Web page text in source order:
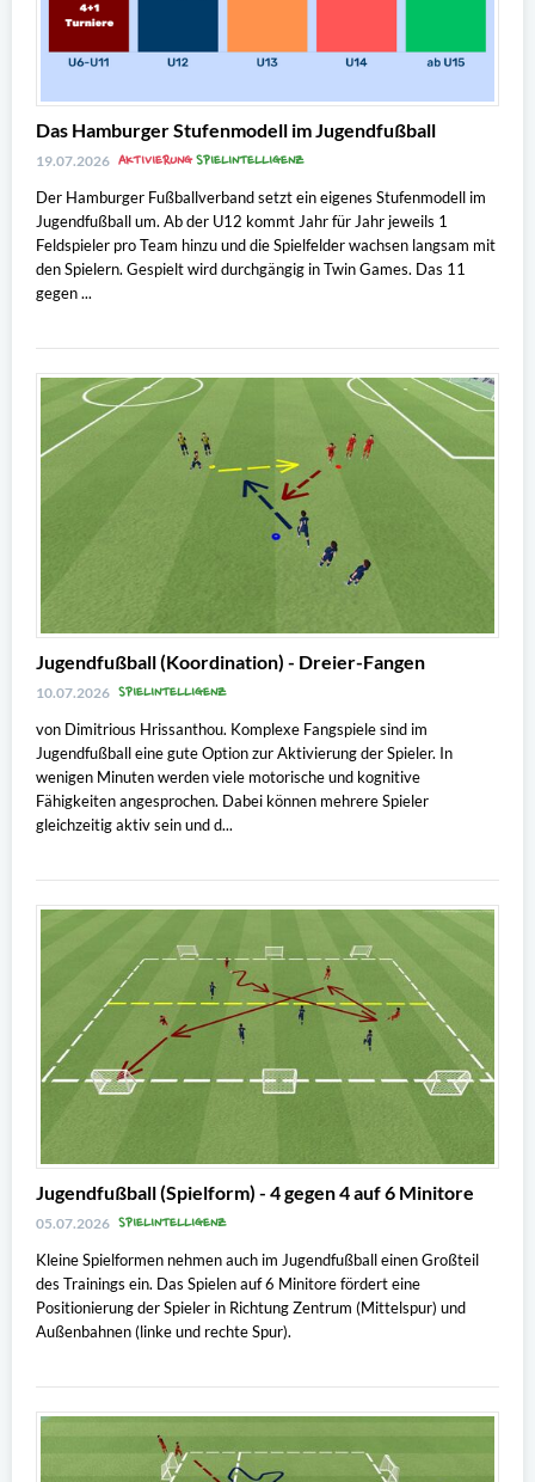
Das Hamburger Stufenmodell im Jugendfußball
19.07.2026 AKTIVIERUNGSPIELINTELLIGENZ
Der Hamburger Fußballverband setzt ein eigenes Stufenmodell im
Jugendfußball um. Ab der U12 kommt Jahr für Jahr jeweils 1
Feldspieler pro Team hinzu und die Spielfelder wachsen langsam mit
den Spielern. Gespielt wird durchgängig in Twin Games. Das 11
gegen ...
Jugendfußball (Koordination) - Dreier-Fangen
10.07.2026 SPIELINTELLIGENZ
von Dimitrious Hrissanthou. Komplexe Fangspiele sind im
Jugendfußball eine gute Option zur Aktivierung der Spieler. In
wenigen Minuten werden viele motorische und kognitive
Fähigkeiten angesprochen. Dabei können mehrere Spieler
gleichzeitig aktiv sein und d...
Jugendfußball (Spielform) - 4 gegen 4 auf 6 Minitore
05.07.2026 SPIELINTELLIGENZ
Kleine Spielformen nehmen auch im Jugendfußball einen Großteil
des Trainings ein. Das Spielen auf 6 Minitore fördert eine
Positionierung der Spieler in Richtung Zentrum (Mittelspur) und
Außenbahnen (linke und rechte Spur).